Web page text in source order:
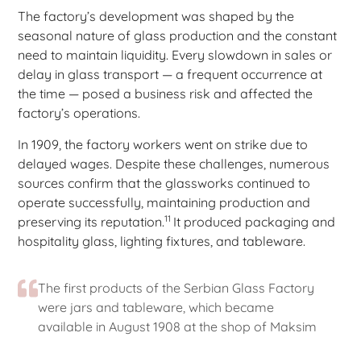
The factory’s development was shaped by the
seasonal nature of glass production and the constant
need to maintain liquidity. Every slowdown in sales or
delay in glass transport — a frequent occurrence at
the time — posed a business risk and affected the
factory’s operations.
In 1909, the factory workers went on strike due to
delayed wages. Despite these challenges, numerous
sources confirm that the glassworks continued to
operate successfully, maintaining production and
preserving its reputation.11 It produced packaging and
hospitality glass, lighting fixtures, and tableware.
The first products of the Serbian Glass Factory
were jars and tableware, which became
available in August 1908 at the shop of Maksim